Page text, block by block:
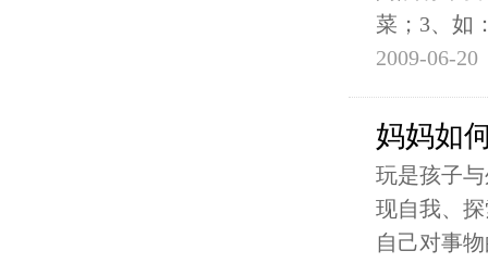
菜；3、如
2009-06-20
妈妈如
玩是孩子
现自我、
自己对事